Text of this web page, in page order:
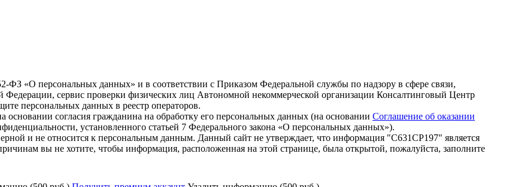
ФЗ «О персональных данных» и в соответствии с Приказом Федеральной службы по надзору в сфере связи,
сервис проверки физических лиц Автономной некоммерческой организации Консалтинговый Центр
персональных данных в реестр операторов.
согласия гражданина на обработку его персональных данных (на основании Соглашение об оказании
установленного статьей 7 Федерального закона «О персональных данных»).
и не относится к персональным данным. Данный сайт не утверждает, что информация "С631СР197" является
вы не хотите, чтобы информация, расположенная на этой странице, была открытой, пожалуйста, заполните